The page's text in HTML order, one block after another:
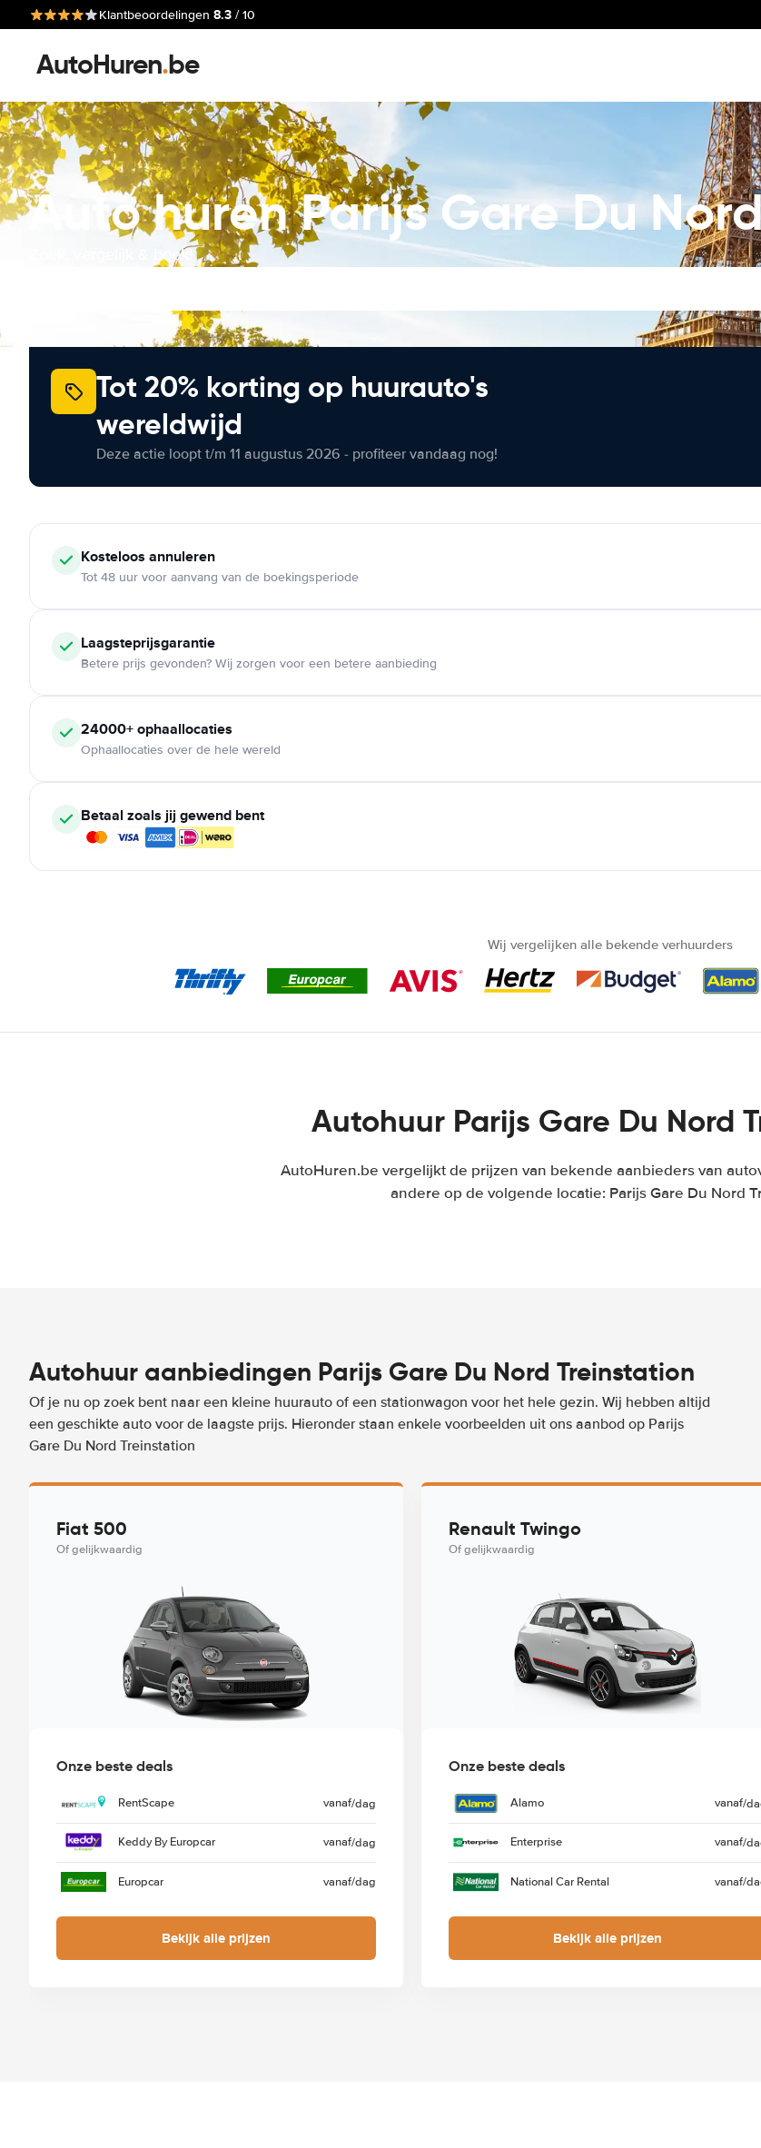
Klantbeoordelingen 8.3 / 10
AutoHuren.be
Auto huren Parijs Gare Du
Zoek, vergelijk & boek!
Tot 20% korting op huurauto's
wereldwijd
Deze actie loopt t/m 11 augustus 2026 - profiteer vandaag nog!
Kosteloos annuleren
Tot 48 uur voor aanvang van de boekingsperiode
Laagsteprijsgarantie
Betere prijs gevonden? Wij zorgen voor een betere aanbieding
24000+ophaallocaties
Ophaallocaties over de hele wereld
Betaal zoals jij gewend bent
Wij vergelijken alle bekende verhuurders
Autohuur Parijs Gare Du Nord
AutoHuren.be vergelijkt de prijzen van bekende aanbieders van
andere op de volgende locatie: Parijs Gare Du Nord
Autohuur aanbiedingen Parijs Gare Du Nord Treinstation
Of je nu op zoek bent naar een kleine huurauto of een stationwagon voor het hele gezin. Wij hebben altijd
een geschikte auto voor de laagste prijs. Hieronder staan enkele voorbeelden uit ons aanbod op Parijs
Gare Du Nord Treinstation
Fiat 500
Of gelijkwaardig
Onze beste deals
RentScape vanaf/dag
Keddy By Europcar vanaf/dag
Europcar vanaf/dag
Bekijk alle prijzen
Renault Twingo
Of gelijkwaardig
Onze beste deals
Alamo vanaf/
Enterprise vanaf/
National Car Rental vanaf/
Bekijk alle prijzen